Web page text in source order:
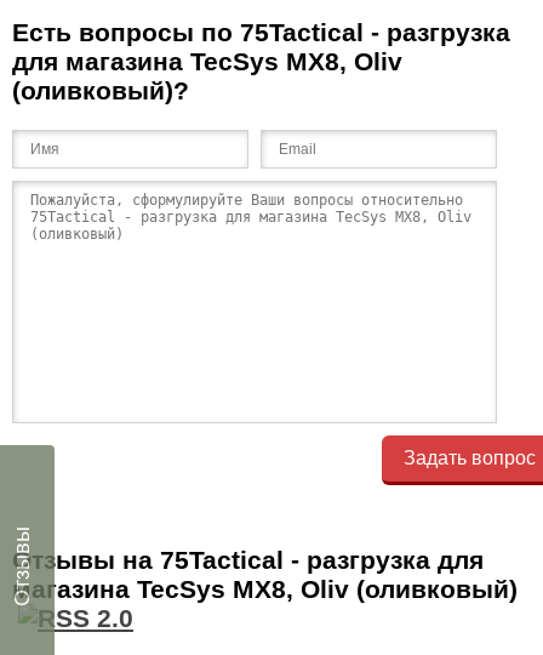
Есть вопросы по 75Tactical - разгрузка
для магазина TecSys MX8, Oliv
(оливковый)?
Задать вопрос
Отзывы на 75Tactical - разгрузка для
магазина TecSys MX8, Oliv (оливковый)
Отзывы